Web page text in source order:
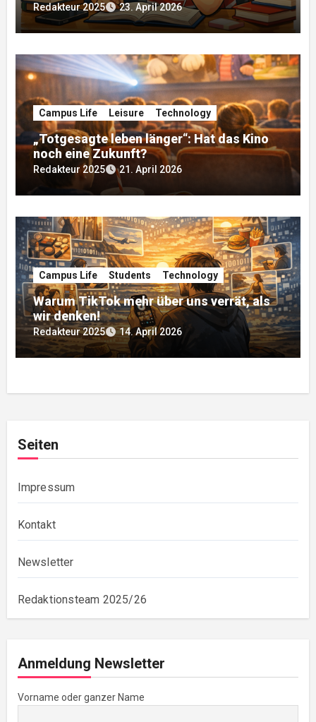
Redakteur 2025 23. April 2026
Campus Life Leisure Technology
„Totgesagte leben länger“: Hat das Kino
noch eine Zukunft?
Redakteur 2025 21. April 2026
Campus Life Students Technology
Warum TikTok mehr über uns verrät, als
wir denken!
Redakteur 2025 14. April 2026
Seiten
Impressum
Kontakt
Newsletter
Redaktionsteam 2025/26
Anmeldung Newsletter
Vorname oder ganzer Name